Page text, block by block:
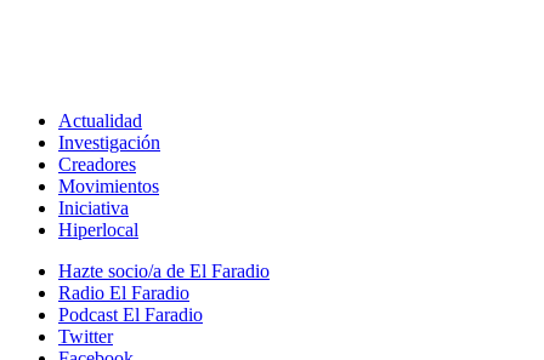
Actualidad
Investigación
Creadores
Movimientos
Iniciativa
Hiperlocal
Hazte socio/a de El Faradio
Radio El Faradio
Podcast El Faradio
Twitter